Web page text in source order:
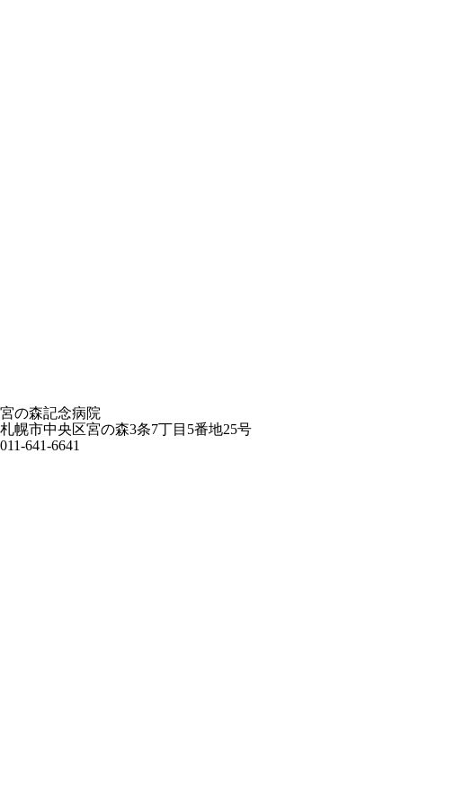
宮の森記念病院
札幌市中央区宮の森3条7丁目5番地25号
011-641-6641